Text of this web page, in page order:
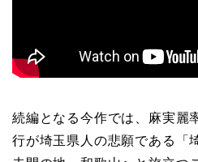
続編となる今作では、麻実麗
行が埼玉県人の悲願である「